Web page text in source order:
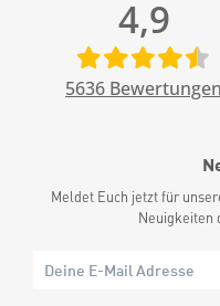
4,9
5636 Bewertungen
Meldet Euch jetzt für
Neuigkeiten